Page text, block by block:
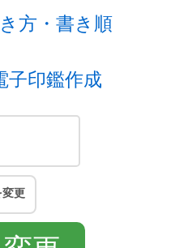
方・書き順
子印鑑作成